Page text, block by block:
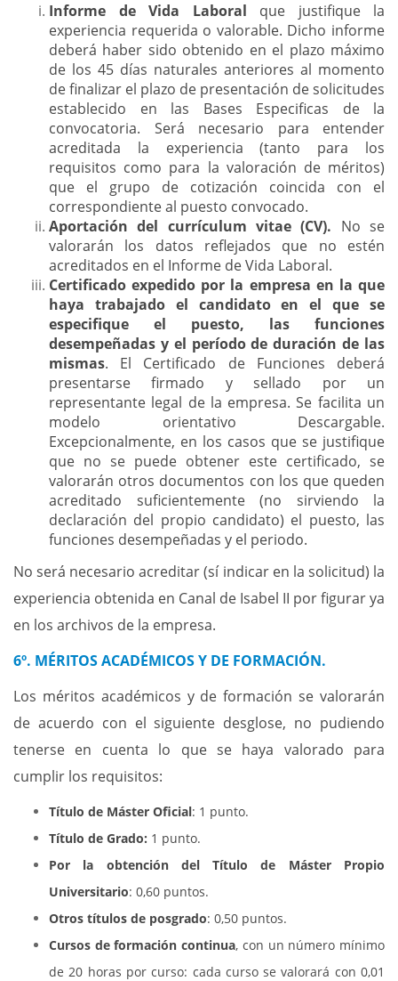
Informe de Vida Laboral que justifique la
experiencia requerida o valorable. Dicho informe
deberá haber sido obtenido en el plazo máximo
de los 45 días naturales anteriores al momento
de finalizar el plazo de presentación de solicitudes
establecido en las Bases Especificas de la
convocatoria. Será necesario para entender
acreditada la experiencia (tanto para los
requisitos como para la valoración de méritos)
que el grupo de cotización coincida con el
correspondiente al puesto convocado.
Aportación del currículum vitae (CV). No se
valorarán los datos reflejados que no estén
acreditados en el Informe de Vida Laboral.
Certificado expedido por la empresa en la que
haya trabajado el candidato en el que se
especifique el puesto, las funciones
desempeñadas y el período de duración de las
mismas. El Certificado de Funciones deberá
presentarse firmado y sellado por un
representante legal de la empresa. Se facilita un
modelo orientativo Descargable.
Excepcionalmente, en los casos que se justifique
que no se puede obtener este certificado, se
valorarán otros documentos con los que queden
acreditado suficientemente (no sirviendo la
declaración del propio candidato) el puesto, las
funciones desempeñadas y el periodo.
No será necesario acreditar (sí indicar en la solicitud) la
experiencia obtenida en Canal de Isabel II por figurar ya
en los archivos de la empresa.
6º. MÉRITOS ACADÉMICOS Y DE FORMACIÓN.
Los méritos académicos y de formación se valorarán
de acuerdo con el siguiente desglose, no pudiendo
tenerse en cuenta lo que se haya valorado para
cumplir los requisitos:
Título de Máster Oficial: 1 punto.
Título de Grado: 1 punto.
Por la obtención del Título de Máster Propio
Universitario: 0,60 puntos.
Otros títulos de posgrado: 0,50 puntos.
Cursos de formación continua, con un número mínimo
de 20 horas por curso: cada curso se valorará con 0,01